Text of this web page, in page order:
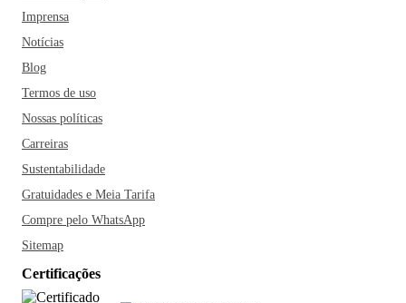
Imprensa
Notícias
Blog
Termos de uso
Nossas políticas
Carreiras
Sustentabilidade
Gratuidades e Meia Tarifa
Compre pelo WhatsApp
Sitemap
Certificações